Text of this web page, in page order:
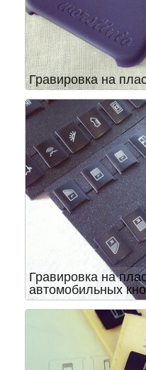
Гравировка на
Гравировка на
автомобильных